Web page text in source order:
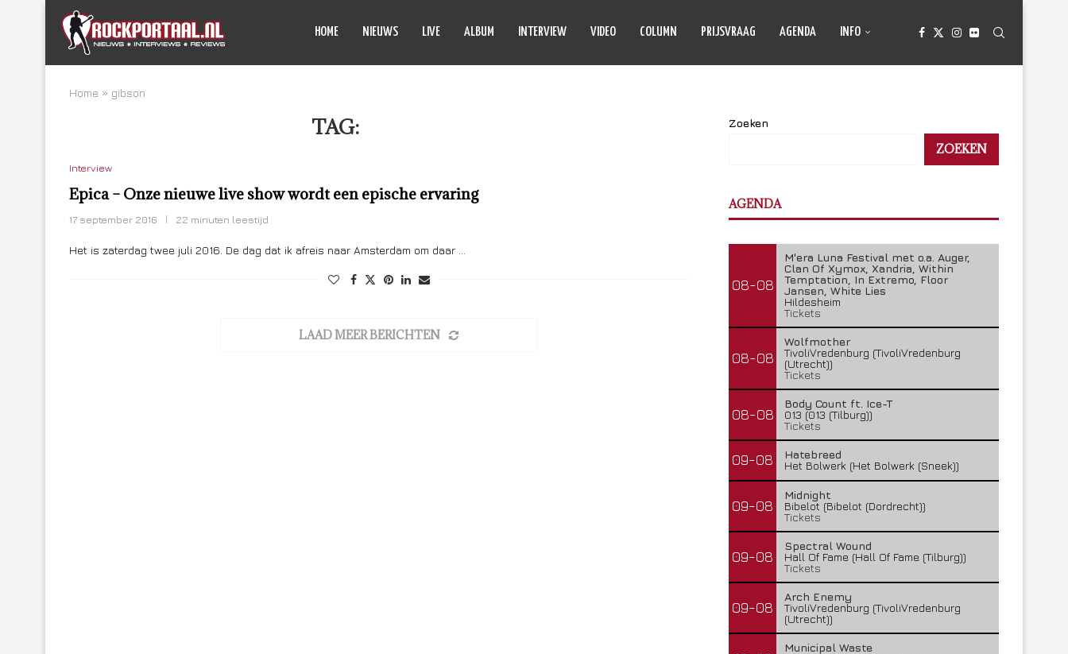
HOME NIEUWS LIVE ALBUM INTERVIEW VIDEO COLUMN PRIJSVRAAG AGENDA INFO
Home » gibson
TAG:
Interview
Epica – Onze nieuwe live show wordt een epische ervaring
17 september 2016 22 minuten leestijd
Het is zaterdag twee juli 2016. De dag dat ik afreis naar Amsterdam om daar …
LAAD MEER BERICHTEN
Zoeken
ZOEKEN
AGENDA
08-08
M'era Luna Festival met o.a. Auger,
Clan Of Xymox, Xandria, Within
Temptation, In Extremo, Floor
Jansen, White Lies
Hildesheim
Tickets
08-08
Wolfmother
TivoliVredenburg (TivoliVredenburg
(Utrecht))
Tickets
08-08
Body Count ft. Ice-T
013 (013 (Tilburg))
Tickets
09-08
Hatebreed
Het Bolwerk (Het Bolwerk (Sneek))
09-08
Midnight
Bibelot (Bibelot (Dordrecht))
Tickets
09-08
Spectral Wound
Hall Of Fame (Hall Of Fame (Tilburg))
Tickets
09-08
Arch Enemy
TivoliVredenburg (TivoliVredenburg
(Utrecht))
Municipal Waste